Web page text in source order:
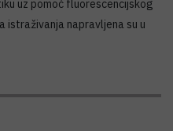
uz pomoć fluorescencijskog
istraživanja napravljena su u